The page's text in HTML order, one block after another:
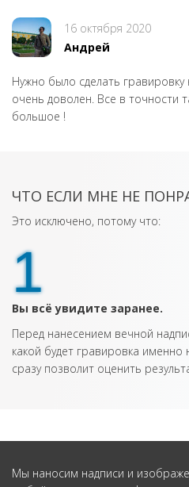
16 октября 2020
Андрей
Нужно было сделать
очень доволен. Все в точности
большое !
ЧТО ЕСЛИ МНЕ НЕ
Это исключено, потому что:
1
Вы всё увидите заранее.
Перед нанесением вечной
какой будет гравировка
сразу позволит оценить
Мы наносим надписи и